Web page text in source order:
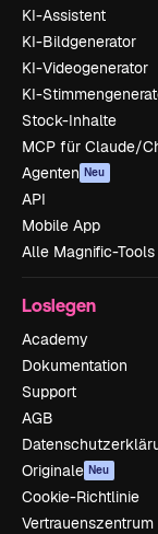
KI-Assistent
KI-Bildgenerator
KI-Videogenerator
KI-
Stock-Inhalte
MCP für Claude/
Agenten Neu
API
Mobile App
Alle Magnific-Tools
Loslegen
Academy
Dokumentation
Support
AGB
Originale Neu
Cookie-Richtlinie
Vertrauenszentrum